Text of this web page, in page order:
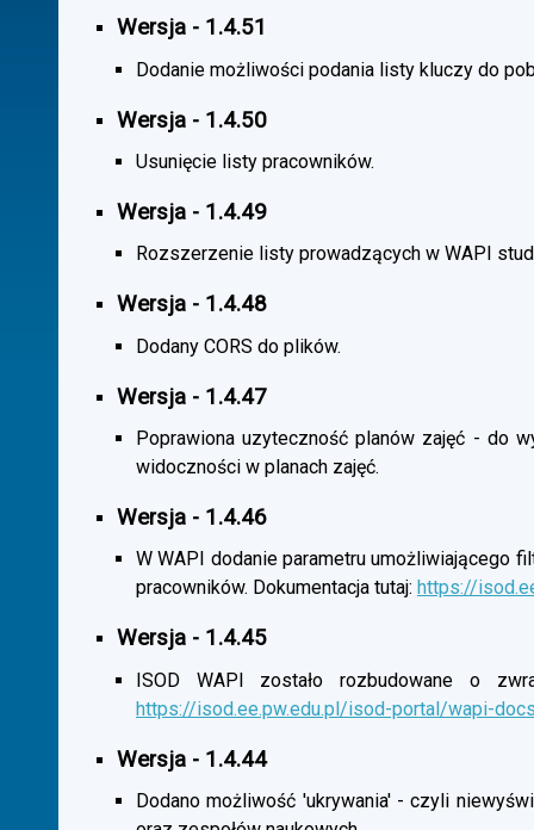
Wersja - 1.4.51
Dodanie możliwości podania listy kluczy do
Wersja - 1.4.50
Usunięcie listy pracowników.
Wersja - 1.4.49
Rozszerzenie listy prowadzących w WAPI
Wersja - 1.4.48
Dodany CORS do plików.
Wersja - 1.4.47
Poprawiona uzyteczność planów zajęć - do
widoczności w planach zajęć.
Wersja - 1.4.46
W WAPI dodanie parametru umożliwiającego
pracowników. Dokumentacja tutaj: https://
Wersja - 1.4.45
ISOD WAPI zostało rozbudowane o
https://isod.ee.pw.edu.pl/isod-portal/wapi-
Wersja - 1.4.44
Dodano możliwość 'ukrywania' - czyli